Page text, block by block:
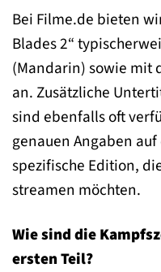
Bei Filme.de bieten
Blades 2“
(Mandarin) sowie mit
an. Zusätzliche
sind ebenfalls oft
genauen Angaben
spezifische Edition,
streamen möchten.
Wie sind die
ersten Teil?